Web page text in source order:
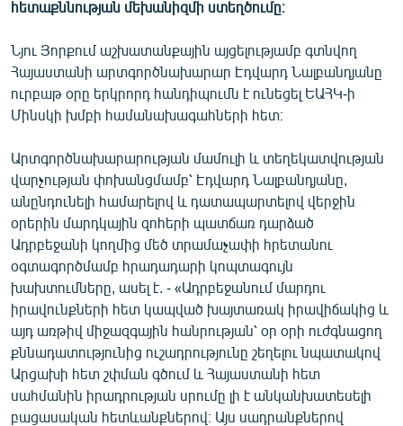
ՏԵՍԱՆՅՈՒԹԵՐ
ԲԱՆԱՎԵՃ
ՁԳՏԵԼՈՎ ԼԱՎԱԳՈՒՅՆԻՆ
ՓՈԴՔԱՍԹ
Հայերեն
English
Русский
ՀԵՏԵՎԵՔ ՄԵԶ
«Ազատության» բոլոր կայքերը
հետաքննության մեխանիզմի ստեղծումը։
Նյու Յորքում աշխատանքային այցելությամբ գտնվող
Հայաստանի արտգործնախարար Էդվարդ Նալբանդյանը
ուրբաթ օրը երկրորդ հանդիպումն է ունեցել ԵԱՀԿ-ի
Մինսկի խմբի համանախագահների հետ։
Արտգործնախարարության մամուլի և տեղեկատվության
վարչության փոխանցմամբ՝ Էդվարդ Նալբանդյանը,
անընդունելի համարելով և դատապարտելով վերջին
օրերին մարդկային զոհերի պատճառ դարձած
Ադրբեջանի կողմից մեծ տրամաչափի հրետանու
օգտագործմամբ հրադադարի կոպտագույն
խախտումները, ասել է. - «Ադրբեջանում մարդու
իրավունքների հետ կապված խայտառակ իրավիճակից և
այդ առթիվ միջազգային հանրության՝ օր օրի ուժգնացող
քննադատությունից ուշադրությունը շեղելու նպատակով
Արցախի հետ շփման գծում և Հայաստանի հետ
սահմանին իրադրության սրումը լի է անկանխատեսելի
բացասական հետևանքներով։ Այս սադրանքներով